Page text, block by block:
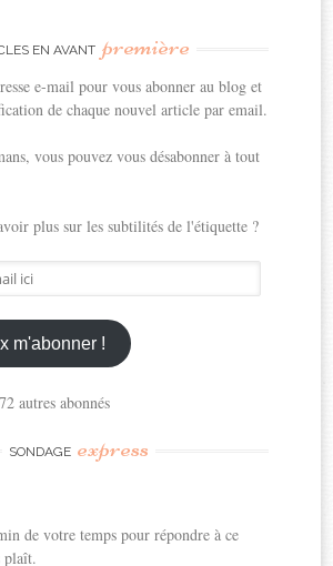
EN AVANT première
e-mail pour vous abonner au blog et
de chaque nouvel article par email.
vous pouvez vous désabonner à tout
plus sur les subtilités de l'étiquette ?
m'abonner !
autres abonnés
SONDAGE express
de votre temps pour répondre à ce
plaît.